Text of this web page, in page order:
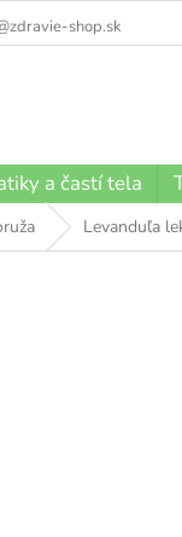
shop.sk
a častí tela
Levanduľa